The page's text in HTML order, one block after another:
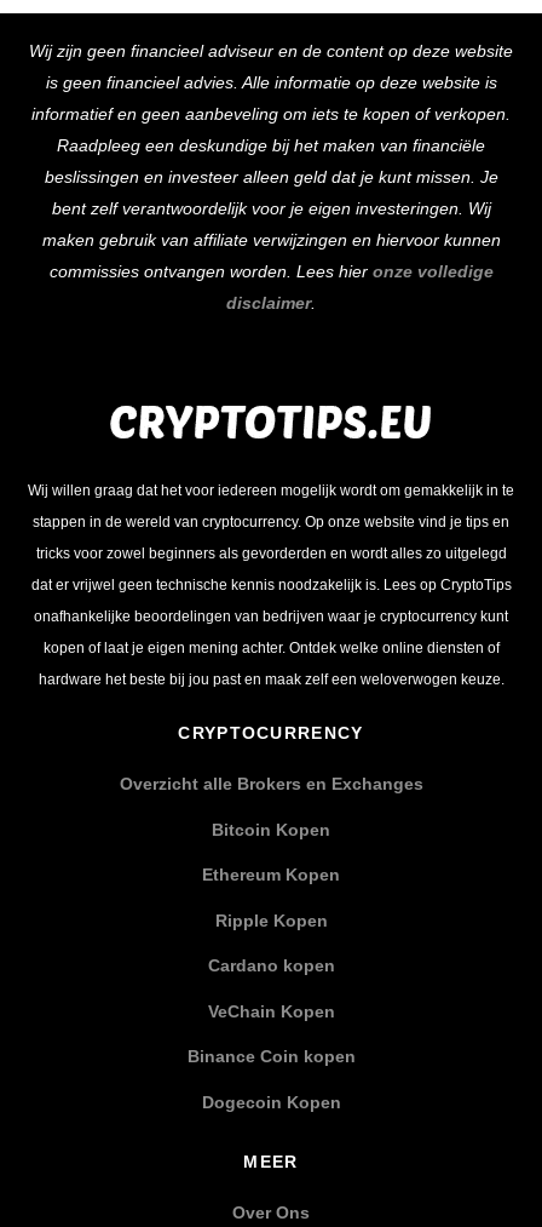
To
Top
Wij zijn geen financieel adviseur en de content op deze website
is geen financieel advies. Alle informatie op deze website is
informatief en geen aanbeveling om iets te kopen of verkopen.
Raadpleeg een deskundige bij het maken van financiële
beslissingen en investeer alleen geld dat je kunt missen. Je
bent zelf verantwoordelijk voor je eigen investeringen. Wij
maken gebruik van affiliate verwijzingen en hiervoor kunnen
commissies ontvangen worden. Lees hier onze volledige
disclaimer.
Wij willen graag dat het voor iedereen mogelijk wordt om gemakkelijk in te
stappen in de wereld van cryptocurrency. Op onze website vind je tips en
tricks voor zowel beginners als gevorderden en wordt alles zo uitgelegd
dat er vrijwel geen technische kennis noodzakelijk is. Lees op CryptoTips
onafhankelijke beoordelingen van bedrijven waar je cryptocurrency kunt
kopen of laat je eigen mening achter. Ontdek welke online diensten of
hardware het beste bij jou past en maak zelf een weloverwogen keuze.
CRYPTOCURRENCY
Overzicht alle Brokers en Exchanges
Bitcoin Kopen
Ethereum Kopen
Ripple Kopen
Cardano kopen
VeChain Kopen
Binance Coin kopen
Dogecoin Kopen
MEER
Over Ons